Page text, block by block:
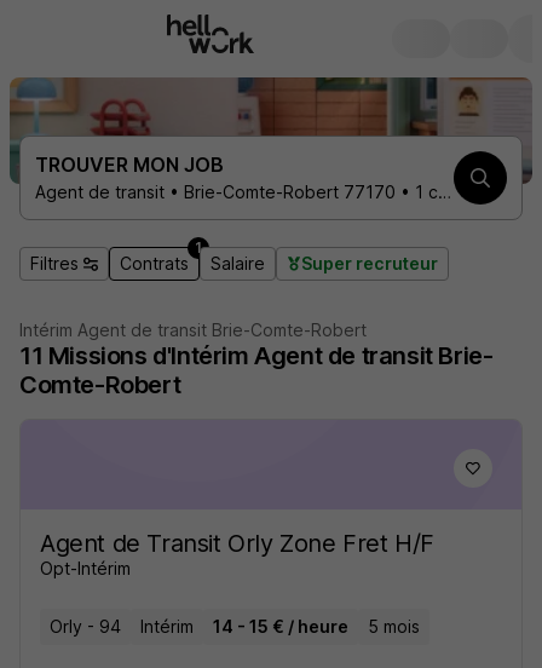
TROUVER MON JOB
Agent de transit • Brie-Comte-Robert 77170 • 1 contrat
Filtres Contrats
1
Salaire Super recruteur
Intérim Agent de transit Brie-Comte-Robert
11 Missions d'Intérim Agent de transit Brie-
Comte-Robert
Agent de Transit Orly Zone Fret H/F
Opt-Intérim
Orly - 94 Intérim 14 - 15 € / heure 5 mois